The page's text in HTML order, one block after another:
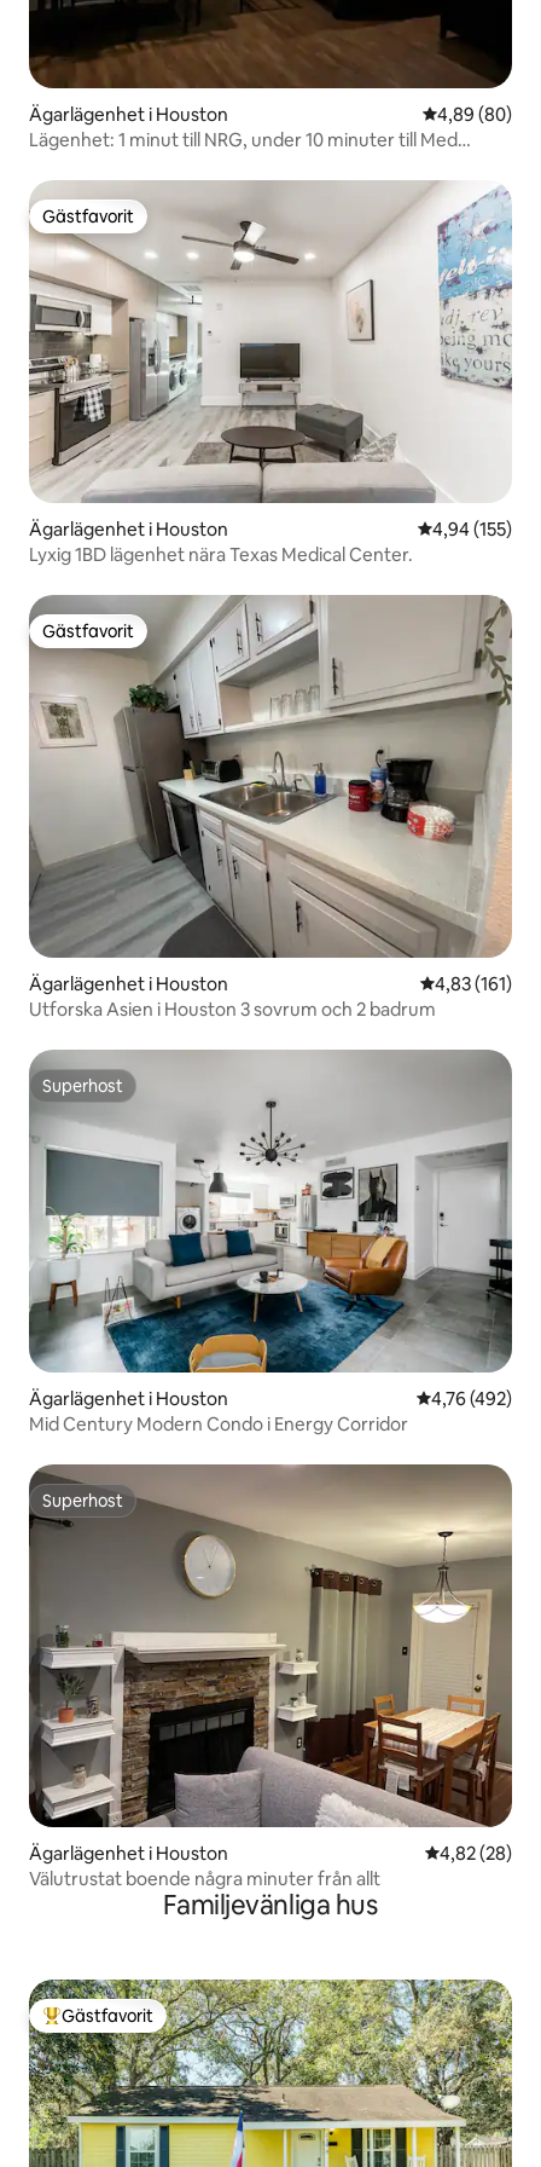
Ägarlägenhet i Houston 4,89 av 5 i
4,89 (80)
Lägenhet: 1 minut till NRG, under 10 minuter till Med
Gästfavorit
Gästfavorit
Ägarlägenhet i Houston 4,94 av 5 i
4,94 (155)
Lyxig 1BD lägenhet nära Texas Medical Center.
Gästfavorit
Gästfavorit
Ägarlägenhet i Houston 4,83 av 5 i
4,83 (161)
Utforska Asien i Houston 3 sovrum och 2 badrum
Superhost
Superhost
Ägarlägenhet i Houston 4,76 av 5 i
4,76 (492)
Mid Century Modern Condo i Energy Corridor
Superhost
Superhost
Ägarlägenhet i Houston 4,82 av 5 i
4,82 (28)
Välutrustat boende några minuter från allt
Familjevänliga hus
Populär gästfavorit
Gästfavorit